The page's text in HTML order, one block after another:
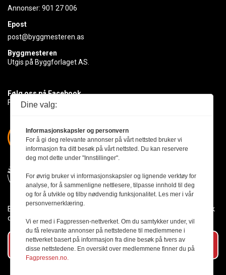
Annonser: 901 27 006
Epost
post@byggmesteren.as
Byggmesteren
Utgis på Byggforlaget AS.
Følg oss på Facebook
Få med deg det siste innen byggebransjen
Byggmesteren følger Vær Varsom-plakaten og presseetikken slik
den er nedfelt i Redaktørplakaten.
Abonner på vårt nyhetsbrev
Dine valg:
Informasjonskapsler og personvern
For å gi deg relevante annonser på vårt nettsted bruker vi
informasjon fra ditt besøk på vårt nettsted. Du kan reservere
deg mot dette under "Innstillinger".
For øvrig bruker vi informasjonskapsler og lignende verktøy for
analyse, for å sammenligne nettlesere, tilpasse innhold til deg
og for å utvikle og tilby nødvendig funksjonalitet. Les mer i vår
personvernerklæring.
Vi er med i Fagpressen-nettverket. Om du samtykker under, vil
du få relevante annonser på nettstedene til medlemmene i
nettverket basert på informasjon fra dine besøk på tvers av
disse nettstedene. En oversikt over medlemmene finner du på
Fagpressen.no.